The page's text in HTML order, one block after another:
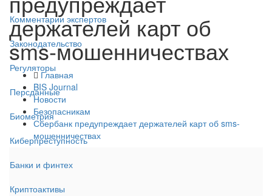
Комментарии экспертов
Законодательство
Регуляторы
Персданные
Биометрия
Киберпреступность
Банки и финтех
Криптоактивы
держателей карт об
sms-мошенничествах
Главная
BIS Journal
Новости
Безопасникам
Сбербанк предупреждает держателей карт об sms-
мошенничествах